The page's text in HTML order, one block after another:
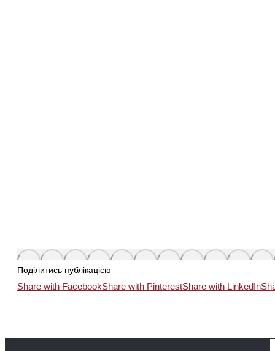
Поділитись публікацією
Share with FacebookShare with PinterestShare with LinkedIn